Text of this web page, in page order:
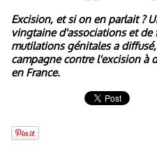
Excision, et si on en parlait ?
vingtaine d'associations et
mutilations génitales a
campagne contre l'excision à
en France.